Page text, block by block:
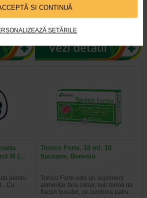
SI CONTINUĂ
SETĂRILE
pentru
cu
Manseta tensiometru electronic
Microfiles L Beneficii: manseta se
potriveste la orice tensiometru de…
M (…
pentru
Cu
Tonico Forte, 10 ml, 10
flacoane, Benesio
Tonico Forte este un supliment
alimentar fara zahar, sub forma de
flacon buvabil, ce combina patru…